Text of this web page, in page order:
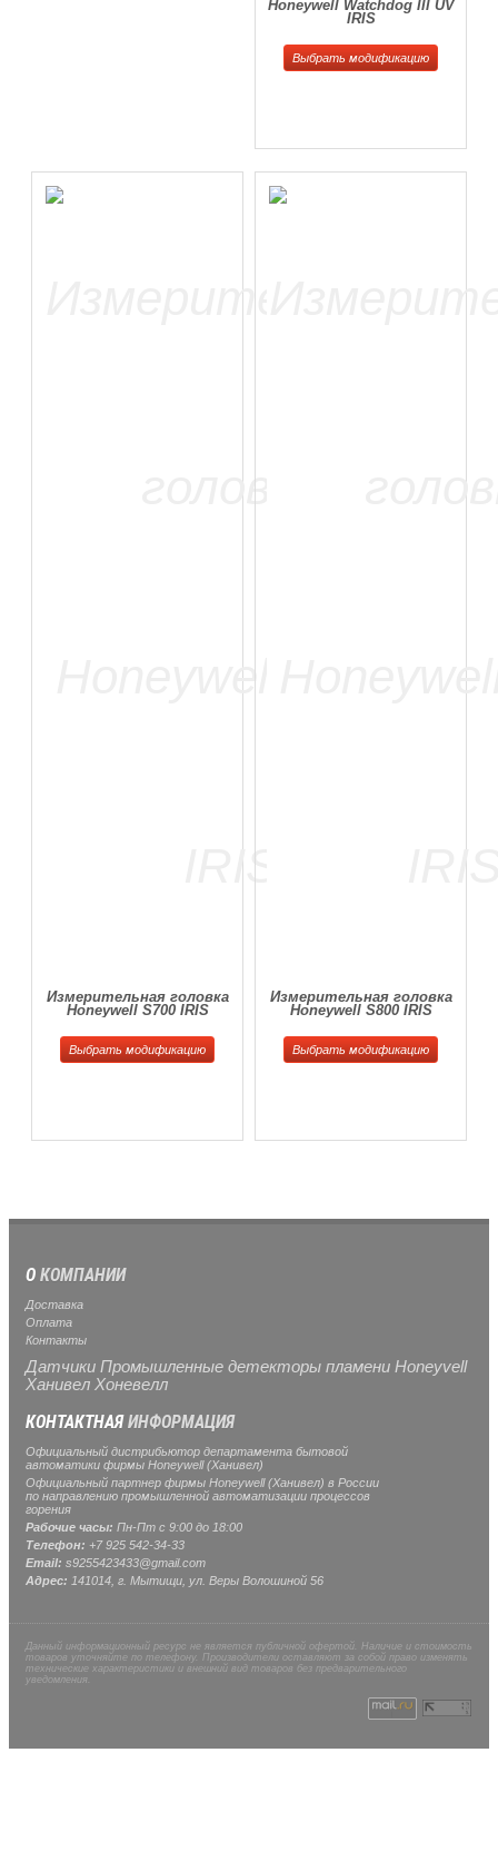
Honeywell Watchdog III UV
IRIS
Выбрать модификацию
Измерительная головка
Honeywell S700 IRIS
Выбрать модификацию
Измерительная головка
Honeywell S800 IRIS
Выбрать модификацию
О КОМПАНИИ
Доставка
Оплата
Контакты
Датчики Промышленные детекторы пламени Honeyvell
Ханивел Хоневелл
КОНТАКТНАЯИНФОРМАЦИЯ
Официальный дистрибьютор департамента бытовой
автоматики фирмы Honeywell (Ханивел)
Официальный партнер фирмы Honeywell (Ханивел) в России
по направлению промышленной автоматизации процессов
горения
Рабочие часы: Пн-Пт с 9:00 до 18:00
Телефон: +7 925 542-34-33
Email: s9255423433@gmail.com
Адрес: 141014, г. Мытищи , ул. Веры Волошиной 56
Данный информационный ресурс не является публичной офертой. Наличие и стоимость
товаров уточняйте по телефону. Производители оставляют за собой право изменять
технические характеристики и внешний вид товаров без предварительного
уведомления.